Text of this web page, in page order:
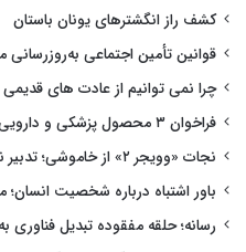
کشف راز انگشترهای یونان باستان
قوانین تأمین اجتماعی
چرا نمی توانیم از عادت های
فراخوان ۳ محصول پزشکی و دارویی به دلیل خطرهای کیفی و ایمنی
نجات «وویجر ۲» از خاموشی؛ تدبیر ناسا برای حفظ کاوشگر ۴۸ ساله
باور اشتباه درباره شخصیت
رسانه؛ حلقه مفقوده تبدیل فناوری